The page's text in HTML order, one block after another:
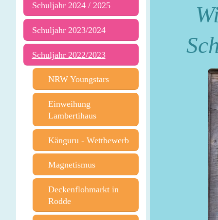
Schuljahr 2024 / 2025
Schuljahr 2023/2024
Schuljahr 2022/2023
NRW Youngstars
Einweihung
Lambertihaus
Känguru - Wettbewerb
Magnetismus
Deckenflohmarkt in
Rodde